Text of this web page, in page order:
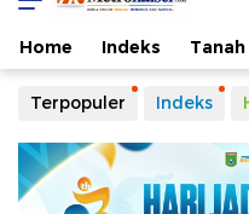
Metro Kalsel
Media Online
Home Indeks
Terpopuler Indeks